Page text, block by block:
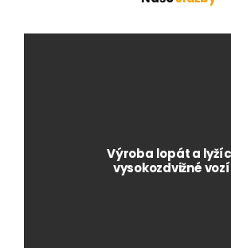
Výroba lopát a
vysokozdvižné